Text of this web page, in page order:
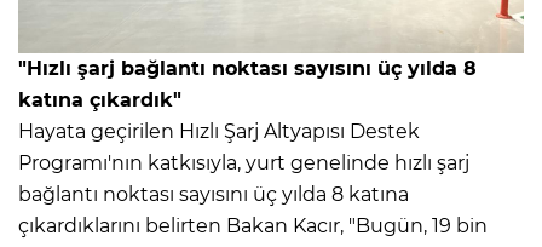
"Hızlı şarj bağlantı noktası sayısını üç yılda 8
katına çıkardık"
Hayata geçirilen Hızlı Şarj Altyapısı Destek
Programı'nın katkısıyla, yurt genelinde hızlı şarj
bağlantı noktası sayısını üç yılda 8 katına
çıkardıklarını belirten Bakan Kacır, "Bugün, 19 bin